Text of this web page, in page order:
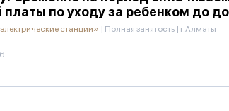
платы по уходу за ребенком до
станции» | Полная занятость | г.Алматы